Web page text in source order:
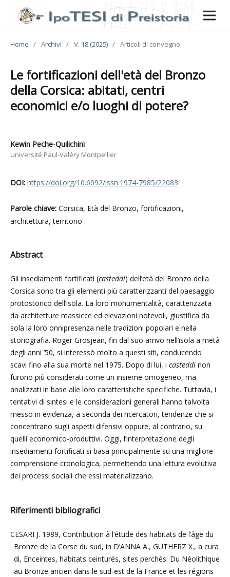
Home / Archivi / V. 18 (2025) / Articoli di convegno
Le fortificazioni dell'età del Bronzo
della Corsica: abitati, centri
economici e/o luoghi di potere?
Kewin Peche-Quilichini
Université Paul-Valéry Montpellier
DOI: https://doi.org/10.6092/issn.1974-7985/22083
Parole chiave: Corsica, Età del Bronzo, fortificazioni,
architettura, territorio
Abstract
Gli insediamenti fortificati (casteddi) dell’età del Bronzo della
Corsica sono tra gli elementi più caratterizzanti del paesaggio
protostorico dell’isola. La loro monumentalità, caratterizzata
da architetture massicce ed elevazioni notevoli, giustifica da
sola la loro onnipresenza nelle tradizioni popolari e nella
storiografia. Roger Grosjean, fin dal suo arrivo nell’isola a metà
degli anni ’50, si interessò molto a questi siti, conducendo
scavi fino alla sua morte nel 1975. Dopo di lui, i casteddinon
furono più considerati come un insieme omogeneo, ma
analizzati in base alle loro caratteristiche specifiche. Tuttavia, i
tentativi di sintesi e le considerazioni generali hanno talvolta
messo in evidenza, a seconda dei ricercatori, tendenze che si
concentrano sugli aspetti difensivi oppure, al contrario, su
quelli economico-produttivi. Oggi, l’interpretazione degli
insediamenti fortificati si basa principalmente su una migliore
comprensione cronologica, permettendo una lettura evolutiva
dei processi sociali che essi materializzano.
Riferimenti bibliografici
CESARI J. 1989, Contribution à l’étude des habitats de l’âge du
Bronze de la Corse du sud, in D’ANNA A., GUTHERZ X., a cura
di, Enceintes, habitats ceinturés, sites perchés. Du Néolithique
au Bronze ancien dans le sud-est de la France et les régions